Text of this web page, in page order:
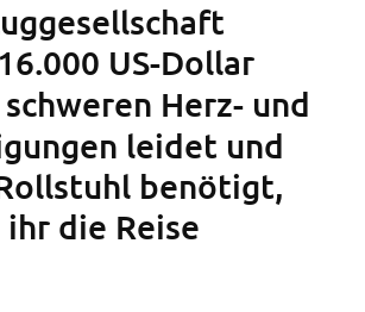
US-Dollar
Herz- und
leidet und
benötigt,
die Reise